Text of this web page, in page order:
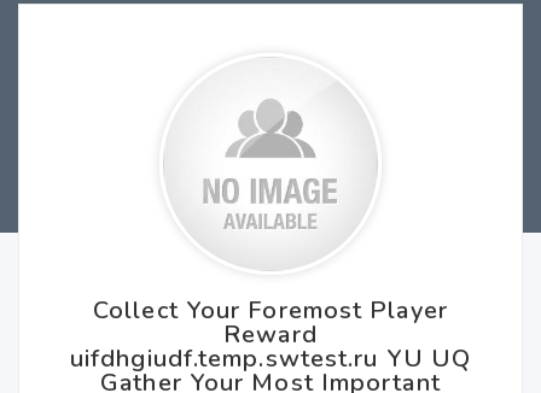
Collect Your Foremost Player
Reward
uifdhgiudf.temp.swtest.ru YU UQ
Gather Your Most Important